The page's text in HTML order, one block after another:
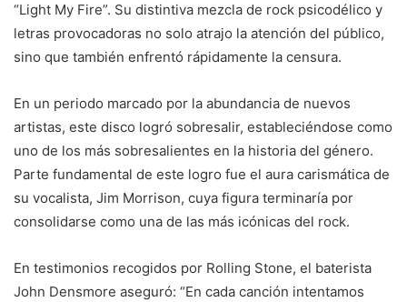
“Light My Fire”. Su distintiva mezcla de rock psicodélico y
letras provocadoras no solo atrajo la atención del público,
sino que también enfrentó rápidamente la censura.
En un periodo marcado por la abundancia de nuevos
artistas, este disco logró sobresalir, estableciéndose como
uno de los más sobresalientes en la historia del género.
Parte fundamental de este logro fue el aura carismática de
su vocalista, Jim Morrison, cuya figura terminaría por
consolidarse como una de las más icónicas del rock.
En testimonios recogidos por Rolling Stone, el baterista
John Densmore aseguró: “En cada canción intentamos